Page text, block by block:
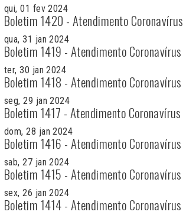
qui, 01 fev 2024
Boletim 1420 - Atendimento Coronavírus
qua, 31 jan 2024
Boletim 1419 - Atendimento Coronavírus
ter, 30 jan 2024
Boletim 1418 - Atendimento Coronavírus
seg, 29 jan 2024
Boletim 1417 - Atendimento Coronavírus
dom, 28 jan 2024
Boletim 1416 - Atendimento Coronavírus
sab, 27 jan 2024
Boletim 1415 - Atendimento Coronavírus
sex, 26 jan 2024
Boletim 1414 - Atendimento Coronavírus